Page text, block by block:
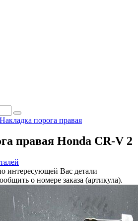
Накладка порога правая
правая Honda CR-V 2
интересующей Вас детали
о номере заказа (артикула).